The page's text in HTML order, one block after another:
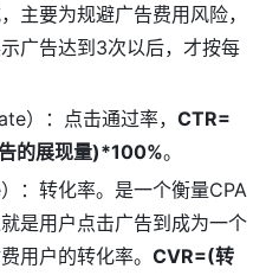
主要为规避广告费用风险，
广告达到3次以后，才按每
）：点击通过率， CTR=
的展现量)*100%。
：转化率。是一个衡量CPA
是用户点击广告到成为一个
用户的转化率。 CVR=(转